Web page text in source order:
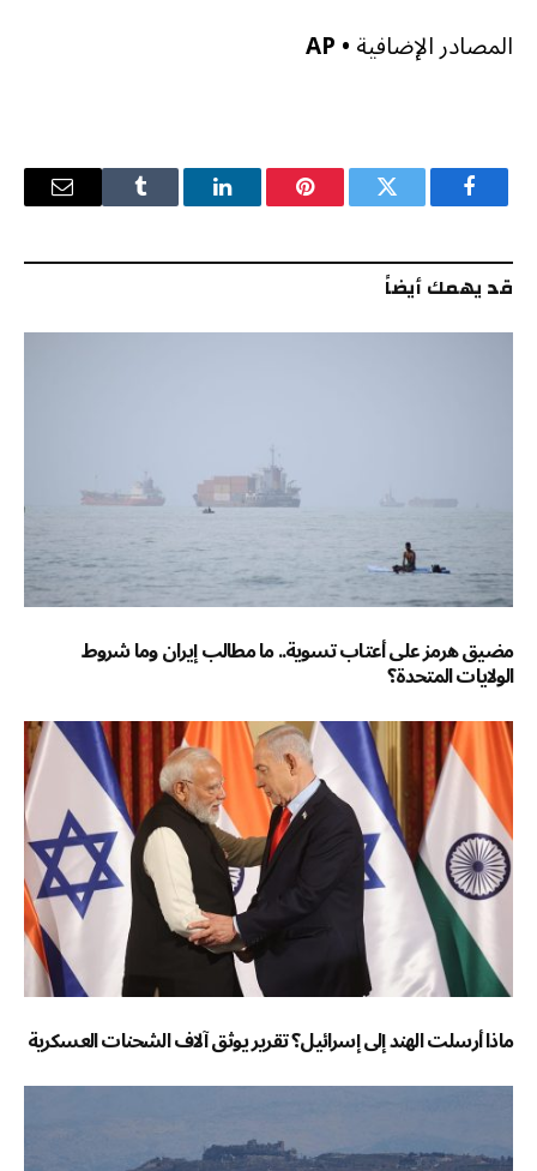
المصادر الإضافية• AP
فيسبوك تويتر بينتيريستلينكدإن Tumblr
البريد
قد يهمك أيضاً
مضيق هرمز على أعتاب تسوية.. ما مطالب إيران وما شروط
الولايات المتحدة؟
ماذا أرسلت الهند إلى إسرائيل؟ تقرير يوثق آلاف الشحنات العسكرية